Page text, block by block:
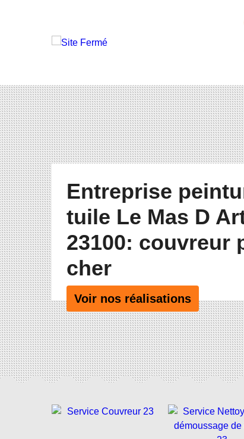
Entreprise
tuile Le Mas D
23100: couvreur
cher
Voir nos réalisations